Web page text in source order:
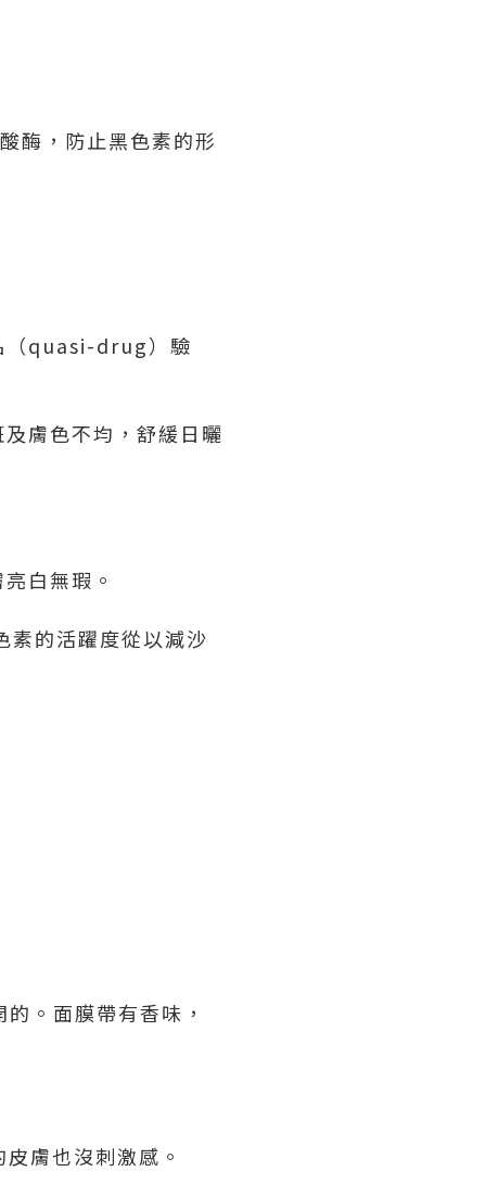
酶，防止黑色素的形
（quasi-drug）驗
膚色不均，舒緩日曬
白無瑕。
素的活躍度從以減沙
。面膜帶有香味，
膚也沒刺激感。